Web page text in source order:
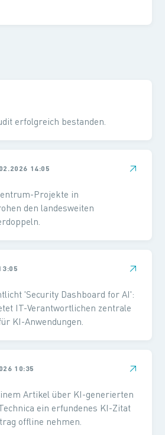
erfolgreich bestanden.
14:05 ↗
Projekte in
den landesweiten
↗
'Security Dashboard for AI':
IT-Verantwortlichen zentrale
KI-Anwendungen.
10:35 ↗
Artikel über KI-generierten
ein erfundenes KI-Zitat
offline nehmen.